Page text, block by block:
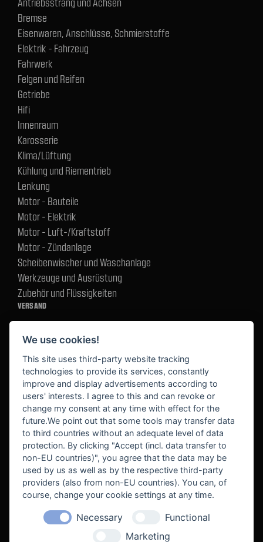
Bremse
Eisenwaren, Anschlüsse, Schmierstoffe
Elektrik - Fahrzeug
Fahrwerk
Felgen und Reifen
Getriebe
Hifi
Innenraum
Karosserie
Klima/Lüftung
Kühlung und Riementrieb
Lenkung
Motor - Bauteile
Motor - Elektrik
Motor - Luft-/Kraftstoff
Motor - Zündanlage
Scheibenwischer und Waschanlage
Werkzeuge und Ausrüstung
Zubehör und Flüssigkeiten
VERSAND
BEKANNT AUS
We use cookies!
This site uses third-party website tracking
technologies to provide its services, constantly
improve and display advertisements according to
users' interests. I agree to this and can revoke or
change my consent at any time with effect for the
future.We point out that some tools may transfer data
to third countries without an adequate level of data
protection. By clicking "Accept (incl. data transfer to
non-EU countries)", you agree that the data may be
used by us as well as by the respective third-party
providers (also from non-EU countries). You can, of
course, change your cookie settings at any time.
Necessary
Functional
Marketing